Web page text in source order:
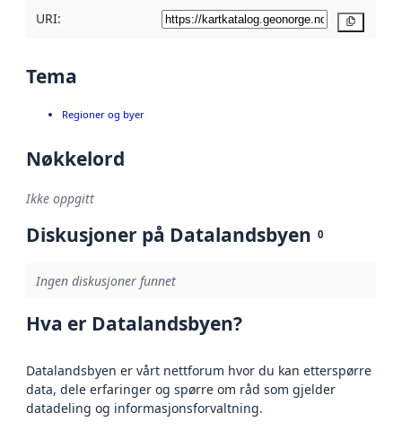
URI:
Tema
Regioner og byer
Nøkkelord
Ikke oppgitt
Diskusjoner på Datalandsbyen 0
Ingen diskusjoner funnet
Hva er Datalandsbyen?
Datalandsbyen er vårt nettforum hvor du kan etterspørre
data, dele erfaringer og spørre om råd som gjelder
datadeling og informasjonsforvaltning.